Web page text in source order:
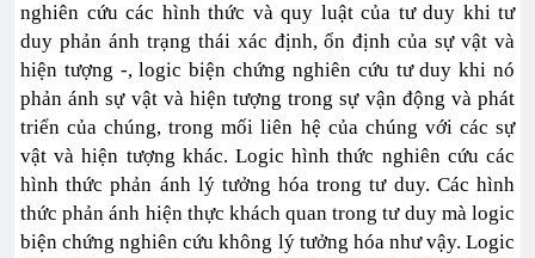
nghiên cứu các hình thức và quy luật của tư duy khi tư
duy phản ánh trạng thái xác định, ổn định của sự vật và
hiện tượng -, logic biện chứng nghiên cứu tư duy khi nó
phản ánh sự vật và hiện tượng trong sự vận động và phát
triển của chúng, trong mối liên hệ của chúng với các sự
vật và hiện tượng khác. Logic hình thức nghiên cứu các
hình thức phản ánh lý tưởng hóa trong tư duy. Các hình
thức phản ánh hiện thực khách quan trong tư duy mà logic
biện chứng nghiên cứu không lý tưởng hóa như vậy. Logic